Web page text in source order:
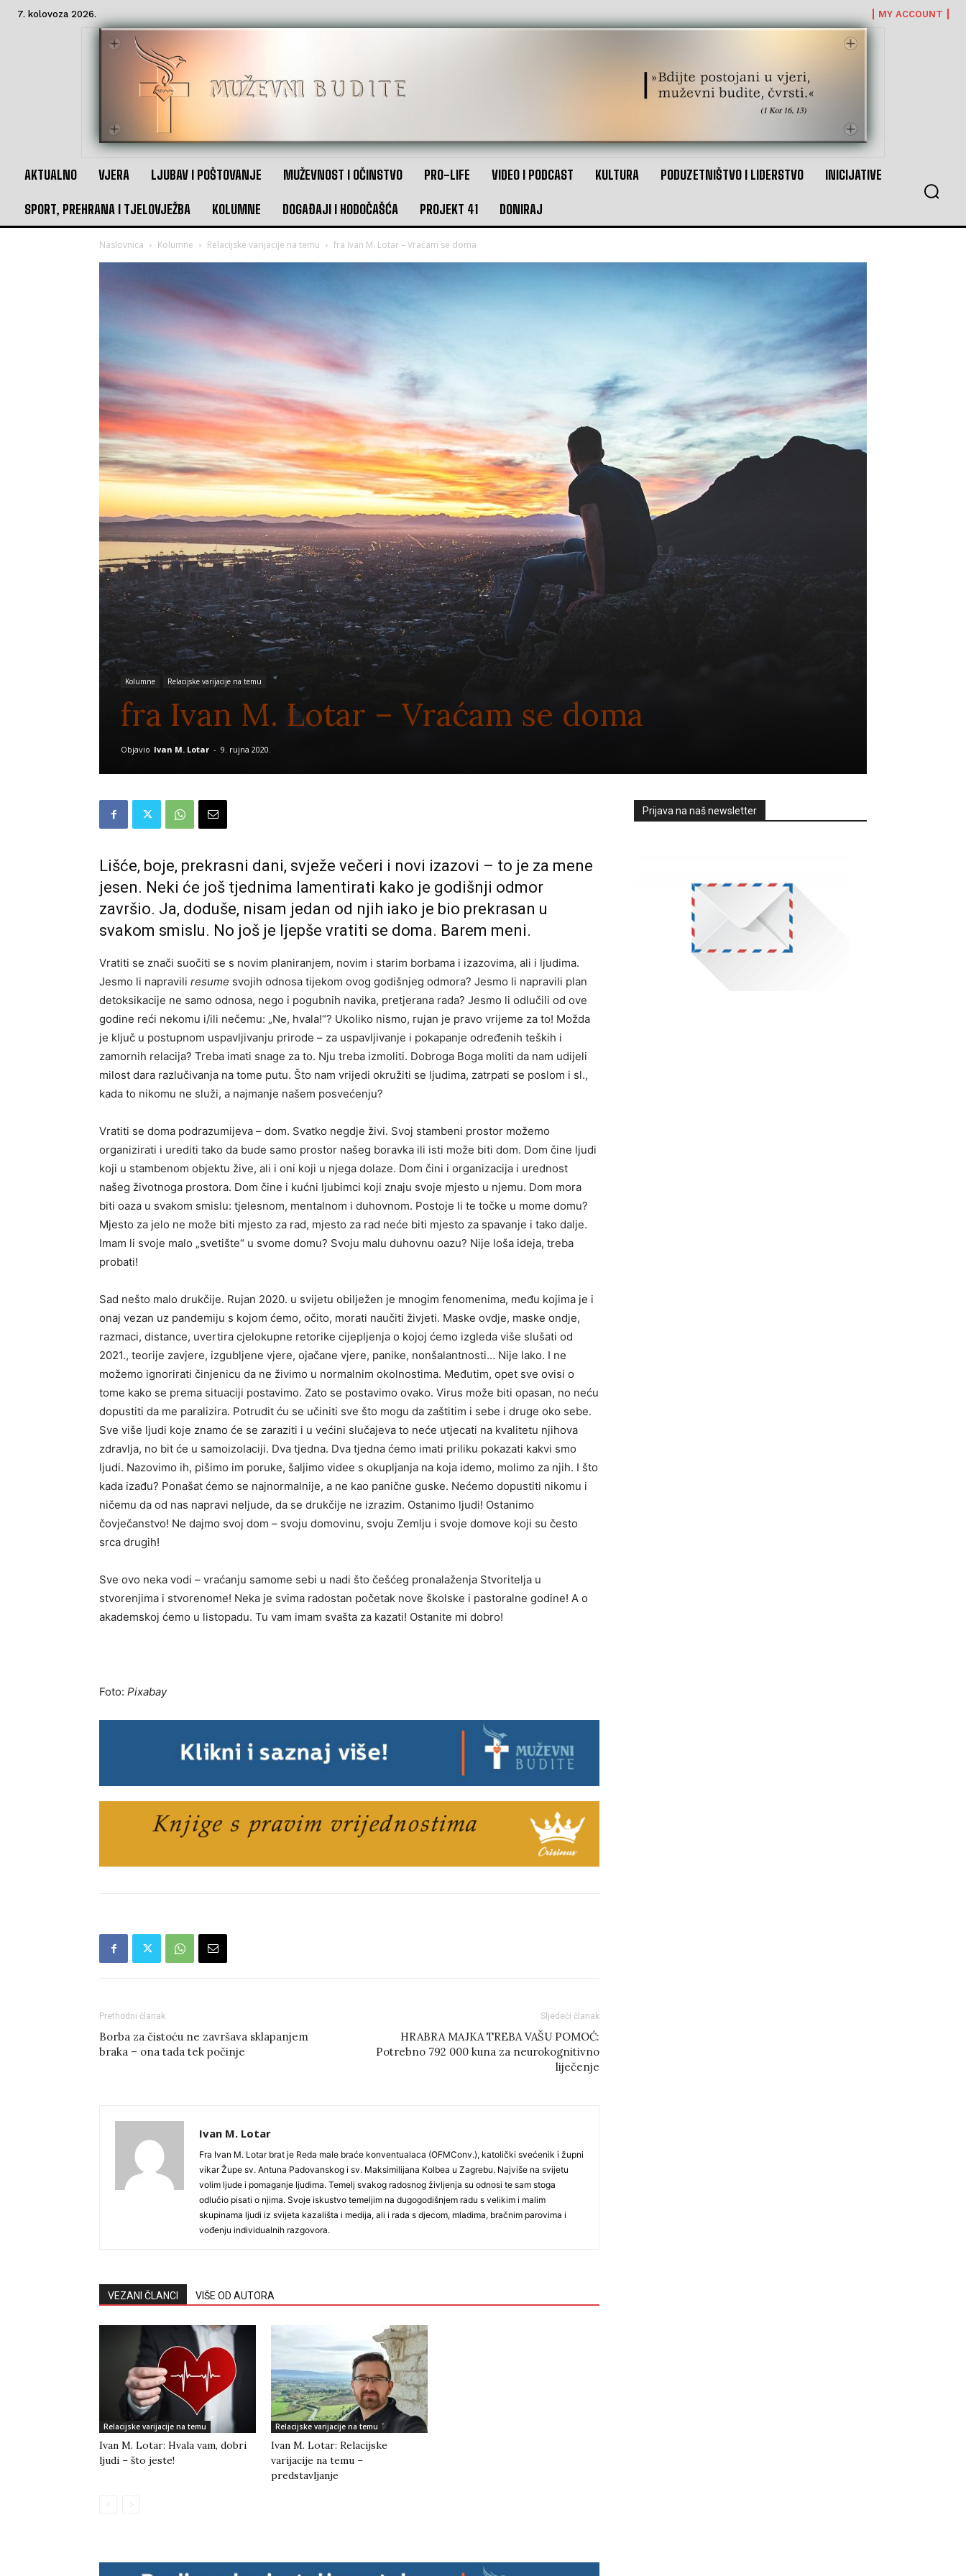
7. kolovoza 2026. MY ACCOUNT
AKTUALNO VJERA LJUBAV I POŠTOVANJE MUŽEVNOST I OČINSTVO PRO-LIFE VIDEO I PODCAST KULTURA PODUZETNIŠTVO I LIDERSTVO INICIJATIVE
SPORT, PREHRANA I TJELOVJEŽBA KOLUMNE DOGAĐAJI I HODOČAŠĆA PROJEKT 41 DONIRAJ
Naslovnica Kolumne Relacijske varijacije na temu fra Ivan M. Lotar – Vraćam se doma
Kolumne Relacijske varijacije na temu
fra Ivan M. Lotar – Vraćam se doma
Objavio Ivan M. Lotar - 9. rujna 2020.
Lišće, boje, prekrasni dani, svježe večeri i novi izazovi – to je za mene
jesen. Neki će još tjednima lamentirati kako je godišnji odmor
završio. Ja, doduše, nisam jedan od njih iako je bio prekrasan u
svakom smislu. No još je ljepše vratiti se doma. Barem meni.
Vratiti se znači suočiti se s novim planiranjem, novim i starim borbama i izazovima, ali i ljudima.
Jesmo li napravili resume svojih odnosa tijekom ovog godišnjeg odmora? Jesmo li napravili plan
detoksikacije ne samo odnosa, nego i pogubnih navika, pretjerana rada? Jesmo li odlučili od ove
godine reći nekomu i/ili nečemu: „Ne, hvala!“? Ukoliko nismo, rujan je pravo vrijeme za to! Možda
je ključ u postupnom uspavljivanju prirode – za uspavljivanje i pokapanje određenih teških i
zamornih relacija? Treba imati snage za to. Nju treba izmoliti. Dobroga Boga moliti da nam udijeli
milost dara razlučivanja na tome putu. Što nam vrijedi okružiti se ljudima, zatrpati se poslom i sl.,
kada to nikomu ne služi, a najmanje našem posvećenju?
Vratiti se doma podrazumijeva – dom. Svatko negdje živi. Svoj stambeni prostor možemo
organizirati i urediti tako da bude samo prostor našeg boravka ili isti može biti dom. Dom čine ljudi
koji u stambenom objektu žive, ali i oni koji u njega dolaze. Dom čini i organizacija i urednost
našeg životnoga prostora. Dom čine i kućni ljubimci koji znaju svoje mjesto u njemu. Dom mora
biti oaza u svakom smislu: tjelesnom, mentalnom i duhovnom. Postoje li te točke u mome domu?
Mjesto za jelo ne može biti mjesto za rad, mjesto za rad neće biti mjesto za spavanje i tako dalje.
Imam li svoje malo „svetište“ u svome domu? Svoju malu duhovnu oazu? Nije loša ideja, treba
probati!
Sad nešto malo drukčije. Rujan 2020. u svijetu obilježen je mnogim fenomenima, među kojima je i
onaj vezan uz pandemiju s kojom ćemo, očito, morati naučiti živjeti. Maske ovdje, maske ondje,
razmaci, distance, uvertira cjelokupne retorike cijepljenja o kojoj ćemo izgleda više slušati od
2021., teorije zavjere, izgubljene vjere, ojačane vjere, panike, nonšalantnosti… Nije lako. I ne
možemo ignorirati činjenicu da ne živimo u normalnim okolnostima. Međutim, opet sve ovisi o
tome kako se prema situaciji postavimo. Zato se postavimo ovako. Virus može biti opasan, no neću
dopustiti da me paralizira. Potrudit ću se učiniti sve što mogu da zaštitim i sebe i druge oko sebe.
Sve više ljudi koje znamo će se zaraziti i u većini slučajeva to neće utjecati na kvalitetu njihova
zdravlja, no bit će u samoizolaciji. Dva tjedna. Dva tjedna ćemo imati priliku pokazati kakvi smo
ljudi. Nazovimo ih, pišimo im poruke, šaljimo videe s okupljanja na koja idemo, molimo za njih. I što
kada izađu? Ponašat ćemo se najnormalnije, a ne kao panične guske. Nećemo dopustiti nikomu i
ničemu da od nas napravi neljude, da se drukčije ne izrazim. Ostanimo ljudi! Ostanimo
čovječanstvo! Ne dajmo svoj dom – svoju domovinu, svoju Zemlju i svoje domove koji su često
srca drugih!
Sve ovo neka vodi – vraćanju samome sebi u nadi što češćeg pronalaženja Stvoritelja u
stvorenjima i stvorenome! Neka je svima radostan početak nove školske i pastoralne godine! A o
akademskoj ćemo u listopadu. Tu vam imam svašta za kazati! Ostanite mi dobro!
Foto: Pixabay
Prethodni članak
Borba za čistoću ne završava sklapanjem
braka – ona tada tek počinje
Sljedeći članak
HRABRA MAJKA TREBA VAŠU POMOĆ:
Potrebno 792 000 kuna za neurokognitivno
liječenje
Ivan M. Lotar
Fra Ivan M. Lotar brat je Reda male braće konventualaca (OFMConv.), katolički svećenik i župni
vikar Župe sv. Antuna Padovanskog i sv. Maksimilijana Kolbea u Zagrebu. Najviše na svijetu
volim ljude i pomaganje ljudima. Temelj svakog radosnog življenja su odnosi te sam stoga
odlučio pisati o njima. Svoje iskustvo temeljim na dugogodišnjem radu s velikim i malim
skupinama ljudi iz svijeta kazališta i medija, ali i rada s djecom, mladima, bračnim parovima i
vođenju individualnih razgovora.
VEZANI ČLANCI VIŠE OD AUTORA
Relacijske varijacije na temu
Ivan M. Lotar: Hvala vam, dobri
ljudi – što jeste!
Relacijske varijacije na temu
Ivan M. Lotar: Relacijske
varijacije na temu –
predstavljanje
Prijava na naš newsletter